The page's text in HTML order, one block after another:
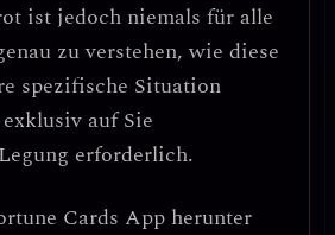
ist jedoch niemals für alle
zu verstehen, wie diese
spezifische Situation
auf Sie
erforderlich.
Cards App herunter